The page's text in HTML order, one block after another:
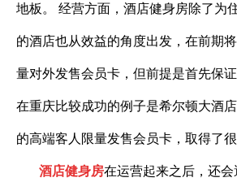
地板。 经营方面，酒店健身房除了为
的酒店也从效益的角度出发，在前期
量对外发售会员卡，但前提是首先保证
在重庆比较成功的例子是希尔顿大酒
的高端客人限量发售会员卡，取得了很
酒店健身房在运营起来之后，还